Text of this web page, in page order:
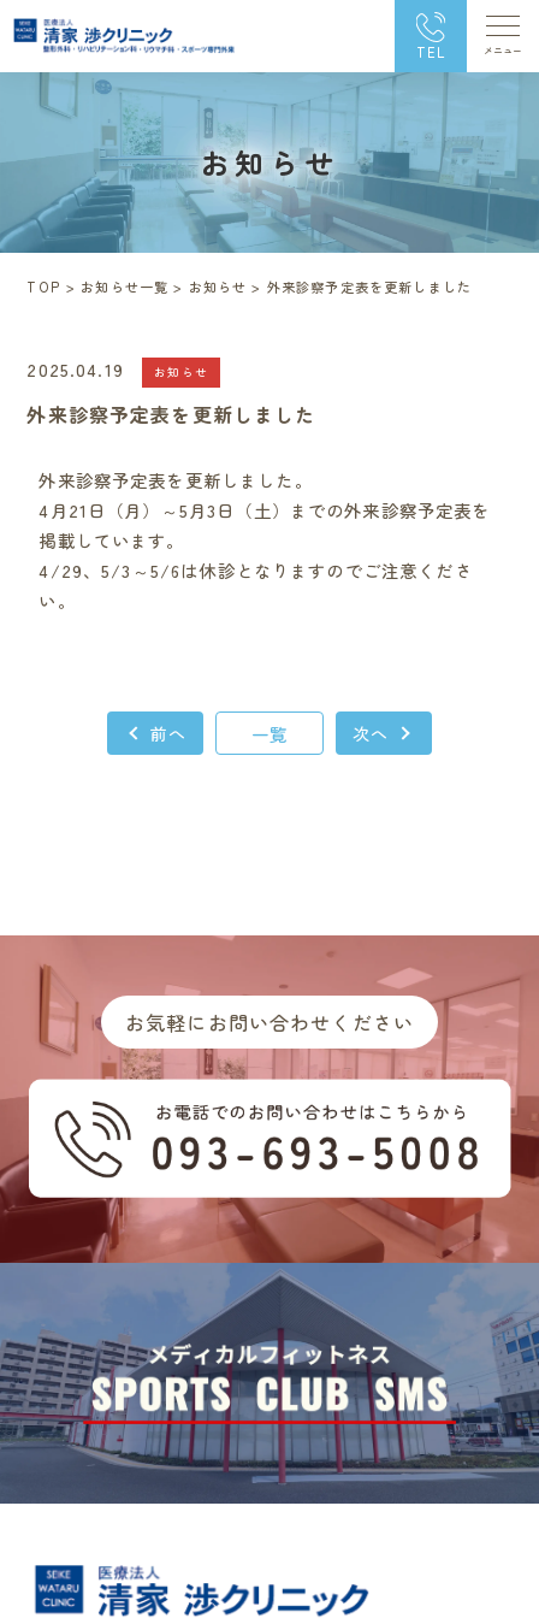
TEL
お知らせ
TOP > お知らせ一覧 > お知らせ > 外来診察予定表を更新しました
2025.04.19 お知らせ
外来診察予定表を更新しました
外来診察予定表を更新しました。
4月21日（月）～5月3日（土）までの外来診察予定表を
掲載しています。
4/29、5/3～5/6は休診となりますのでご注意くださ
い。
前へ 一覧 次へ
お気軽にお問い合わせください